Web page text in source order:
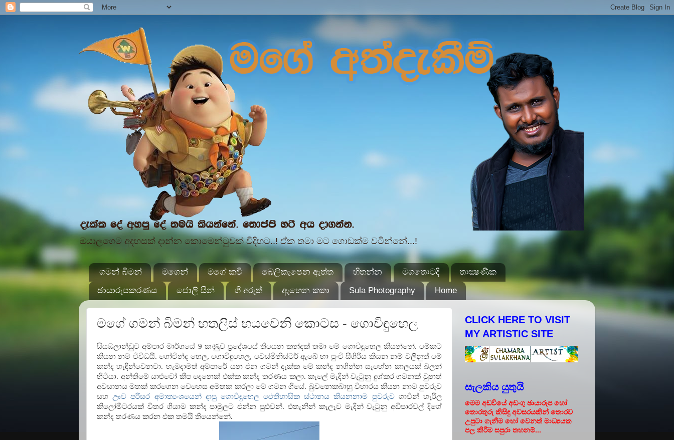
ඔයාලගෙම අදහසක් දාන්න කොමෙන්ටුවක් විදිහට..! ඒක තමා මට ගොඩක්ම වටින්නේ...!
ගමන් බිමන් මගෙන් මගේ කවි බෙලිකැපෙන ඇත්ත හිතන්න මගතොටදී
තාක්‍ෂණික
ඡායාරූපකරණය
ජොලි සීන් ගී අරුත් ඇහෙන කතා Sula Photography Home
මගේ ගමන් බිමන් හතලිස් හයවෙනි කොටස - ගොවිඳුහෙල
සියඹලාන්ඩුව අම්පාර මාර්ගයේ 9 කණුව ප්‍රදේශයේ තියෙන කන්දක් තමා මේ ගොවිඳුහෙල කියන්නේ. මේකට
කියන නම් විවිධයි. ගෝවින්ද හෙල, ගොවිඳුහෙල, වෙස්මිනිස්ටර් ඇබේ හා පුංචි සීගිරිය කියන නම් වලිනුත් මේ
කන්ද හැඳින්වෙනවා. හැමදාමත් අම්පාරේ යන එන ගමන් දැක්ක මේ කන්ද නගින්න සෑහේන කාලයක් බලන්
හිටියා. අන්තිමේ යාළුවෝ කීප දෙනෙක් එක්ක කන්ද තරණය කලා. කැලේ මැදින් වැටුනු දුශ්කර ගමනක් වුනත්
අවසානය මතක් කරගෙන වෙහෙස අමතක කරලා මේ ගමන ගියේ. බුවනෙකබාහු විහාරය කියන නාම පුවරුව
සහඌව පරිසර අමාත්‍යංශයෙන් දාපු ගොවිඳුහෙල ඓතිහාසික ස්ථානය කියනනාම පුවරුවගාවින් හැරිල
කිලෝමීටරයක් විතර ගියාම කන්ද පාමුලට එන්න පුළුවන්. එතැනින් කැලෑව මැදින් වැටුනු අඩිපාරවල් දිගේ
කන්ද තරණය කරන එක තමයි තියෙන්නේ.
CLICK HERE TO VISIT
MY ARTISTIC SITE
සැලකිය යුතුයි
මෙම අඩවියේ අඩංගු ඡායාරූප හෝ
තොරතුරු කිසිඳු අවසරයකින් තොරව
උපුටා ගැනීම හෝ වෙනත් මාධ්‍යයක
පල කිරීම සපුරා තහනම්...